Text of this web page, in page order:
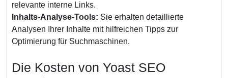
relevante interne Links.
Inhalts-Analyse-Tools: Sie erhalten detaillierte
Analysen Ihrer Inhalte mit hilfreichen Tipps zur
Optimierung für Suchmaschinen.
Die Kosten von Yoast SEO